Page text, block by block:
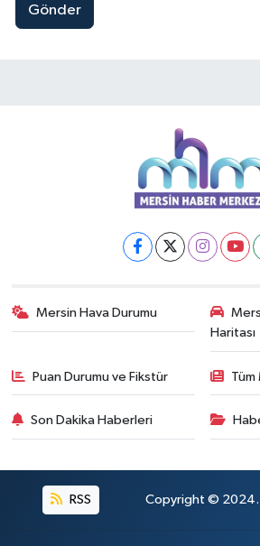
Gönder
Mersin Hava Durumu
Haritası
Puan Durumu ve Fikstür
Son Dakika Haberleri
RSS Copyright © 2024.